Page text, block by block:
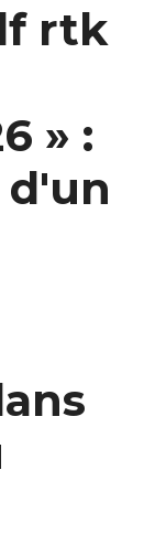
rtk
» :